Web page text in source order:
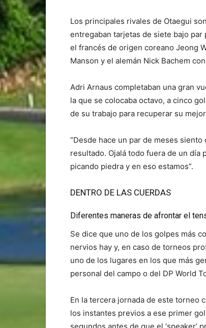
Los principales rivales de Otaegui
entregaban tarjetas de siete bajo
el francés de origen coreano Jeong
Manson y el alemán Nick Bachem
Adri Arnaus completaban una gran
la que se colocaba octavo, a cinco
de su trabajo para recuperar su
“Desde hace un par de meses
resultado. Ojalá todo fuera de un día
picando piedra y en eso estamos”.
DENTRO DE LAS CUERDAS
Diferentes maneras de afrontar el
Se dice que uno de los golpes más
nervios hay y, en caso de torneos
uno de los lugares en los que más
personal del campo o del DP World
En la tercera jornada de este torneo
los instantes previos a ese primer